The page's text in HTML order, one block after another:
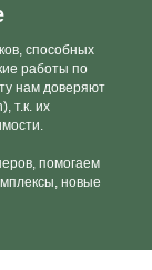
способных
работы по
нам доверяют
т.к. их
помогаем
новые